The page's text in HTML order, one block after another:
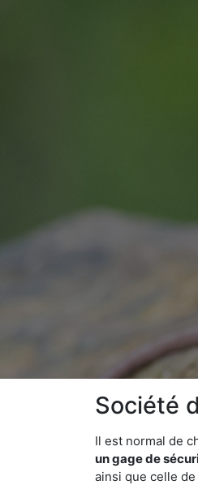
Société
Il est normal de
un gage de
ainsi que celle